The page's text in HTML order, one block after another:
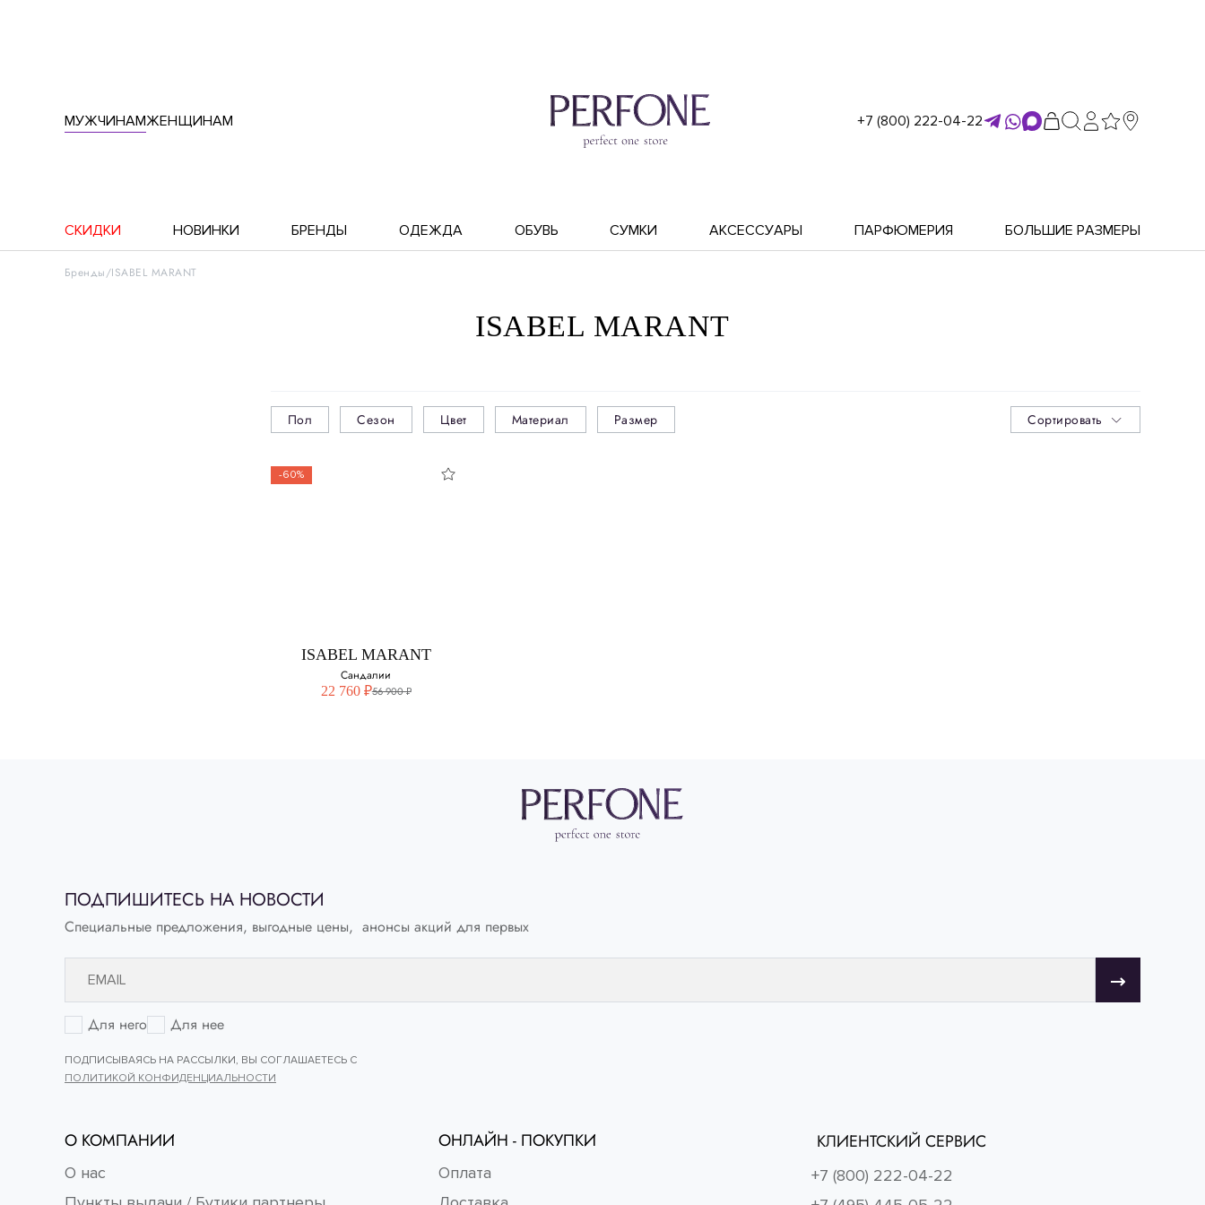
МУЖЧИНАМЖЕНЩИНАМ +7 (800) 222-04-22
СКИДКИ НОВИНКИ БРЕНДЫ ОДЕЖДА ОБУВЬ СУМКИ АКСЕССУАРЫ ПАРФЮМЕРИЯ БОЛЬШИЕ РАЗМЕРЫ
Бренды ISABEL MARANT
ISABEL MARANT
Пол Сезон Цвет Материал Размер Сортировать
-60%
ISABEL MARANT
Сандалии
22 760 ₽56 900 ₽
Выберите свой размер:
38
ПОДПИШИТЕСЬ НА НОВОСТИ
Специальные предложения, выгодные цены, анонсы акций для первых
Для него Для нее
ПОДПИСЫВАЯСЬ НА РАССЫЛКИ, ВЫ СОГЛАШАЕТЕСЬ С
ПОЛИТИКОЙ КОНФИДЕНЦИАЛЬНОСТИ
О КОМПАНИИ
О нас
ОНЛАЙН - ПОКУПКИ
Оплата
КЛИЕНТСКИЙ СЕРВИС
+7 (800) 222-04-22